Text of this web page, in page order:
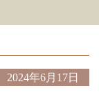
2024年6月17日